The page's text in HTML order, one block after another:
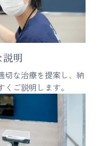
明
切な治療を提案し、納
ご説明します。